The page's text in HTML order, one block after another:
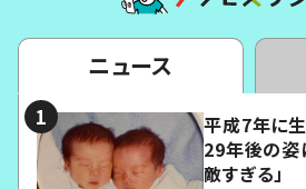
ニュース
平成7年に
29年後の姿
敵すぎる」